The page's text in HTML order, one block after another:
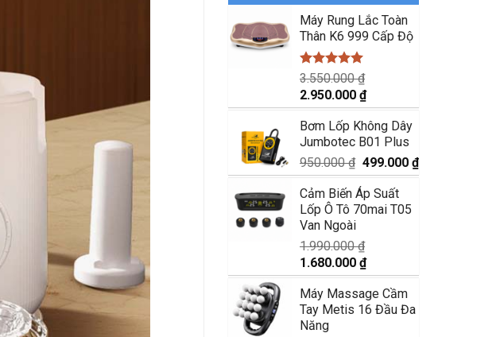
Máy Rung Lắc Toàn
Thân K6 999 Cấp Độ
Được xếp
hạng5.00
5 sao
3.550.000₫
Giá
gốc
là:
3.550.000 ₫.
2.950.000 ₫Giá
hiện
tại
là:
2.950.000 ₫.
Bơm Lốp Không Dây
Jumbotec B01 Plus
950.000₫ Giá
gốc
là:
950.000 ₫.
499.000 ₫Giá
hiện
Cảm Biến Áp Suất
Lốp Ô Tô 70mai T05
Van Ngoài
1.990.000₫
Giá
gốc
là:
1.990.000 ₫.
1.680.000 ₫Giá
hiện
tại
là:
Máy Massage Cầm
Tay Metis 16 Đầu Đa
Năng